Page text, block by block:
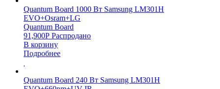
Quantum Board 1000 Вт Samsung LM301H
EVO+Osram+LG
Quantum Board
91,900Р Распродано
В корзину
Подробнее
Quantum Board 240 Вт Samsung LM301H